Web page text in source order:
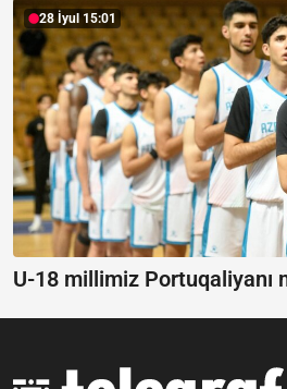
28 İyul 15:01
U-18 millimiz Portuqaliyanı